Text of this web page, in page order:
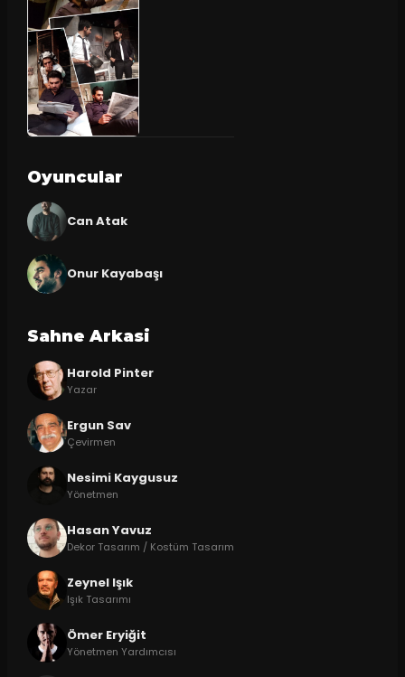
Oyuncular
Can Atak
Onur Kayabaşı
Sahne Arkasi
Harold Pinter
Yazar
Ergun Sav
Çevirmen
Nesimi Kaygusuz
Yönetmen
Hasan Yavuz
Dekor Tasarım / Kostüm Tasarım
Zeynel Işık
Işık Tasarımı
Ömer Eryiğit
Yönetmen Yardımcısı